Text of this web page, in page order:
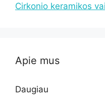
Cirkonio keramikos
Apie mus
Daugiau